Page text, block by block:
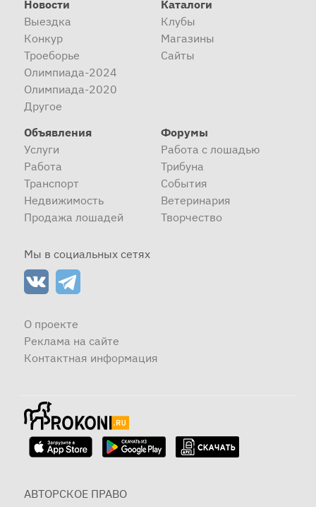
Новости
Выездка
Конкур
Троеборье
Олимпиада-2024
Олимпиада-2020
Другое
Каталоги
Клубы
Магазины
Сайты
Объявления
Услуги
Работа
Транспорт
Недвижимость
Продажа лошадей
Форумы
Работа с лошадью
Трибуна
События
Ветеринария
Творчество
Мы в социальных сетях
О проекте
Реклама на сайте
Контактная информация
АВТОРСКОЕ ПРАВО